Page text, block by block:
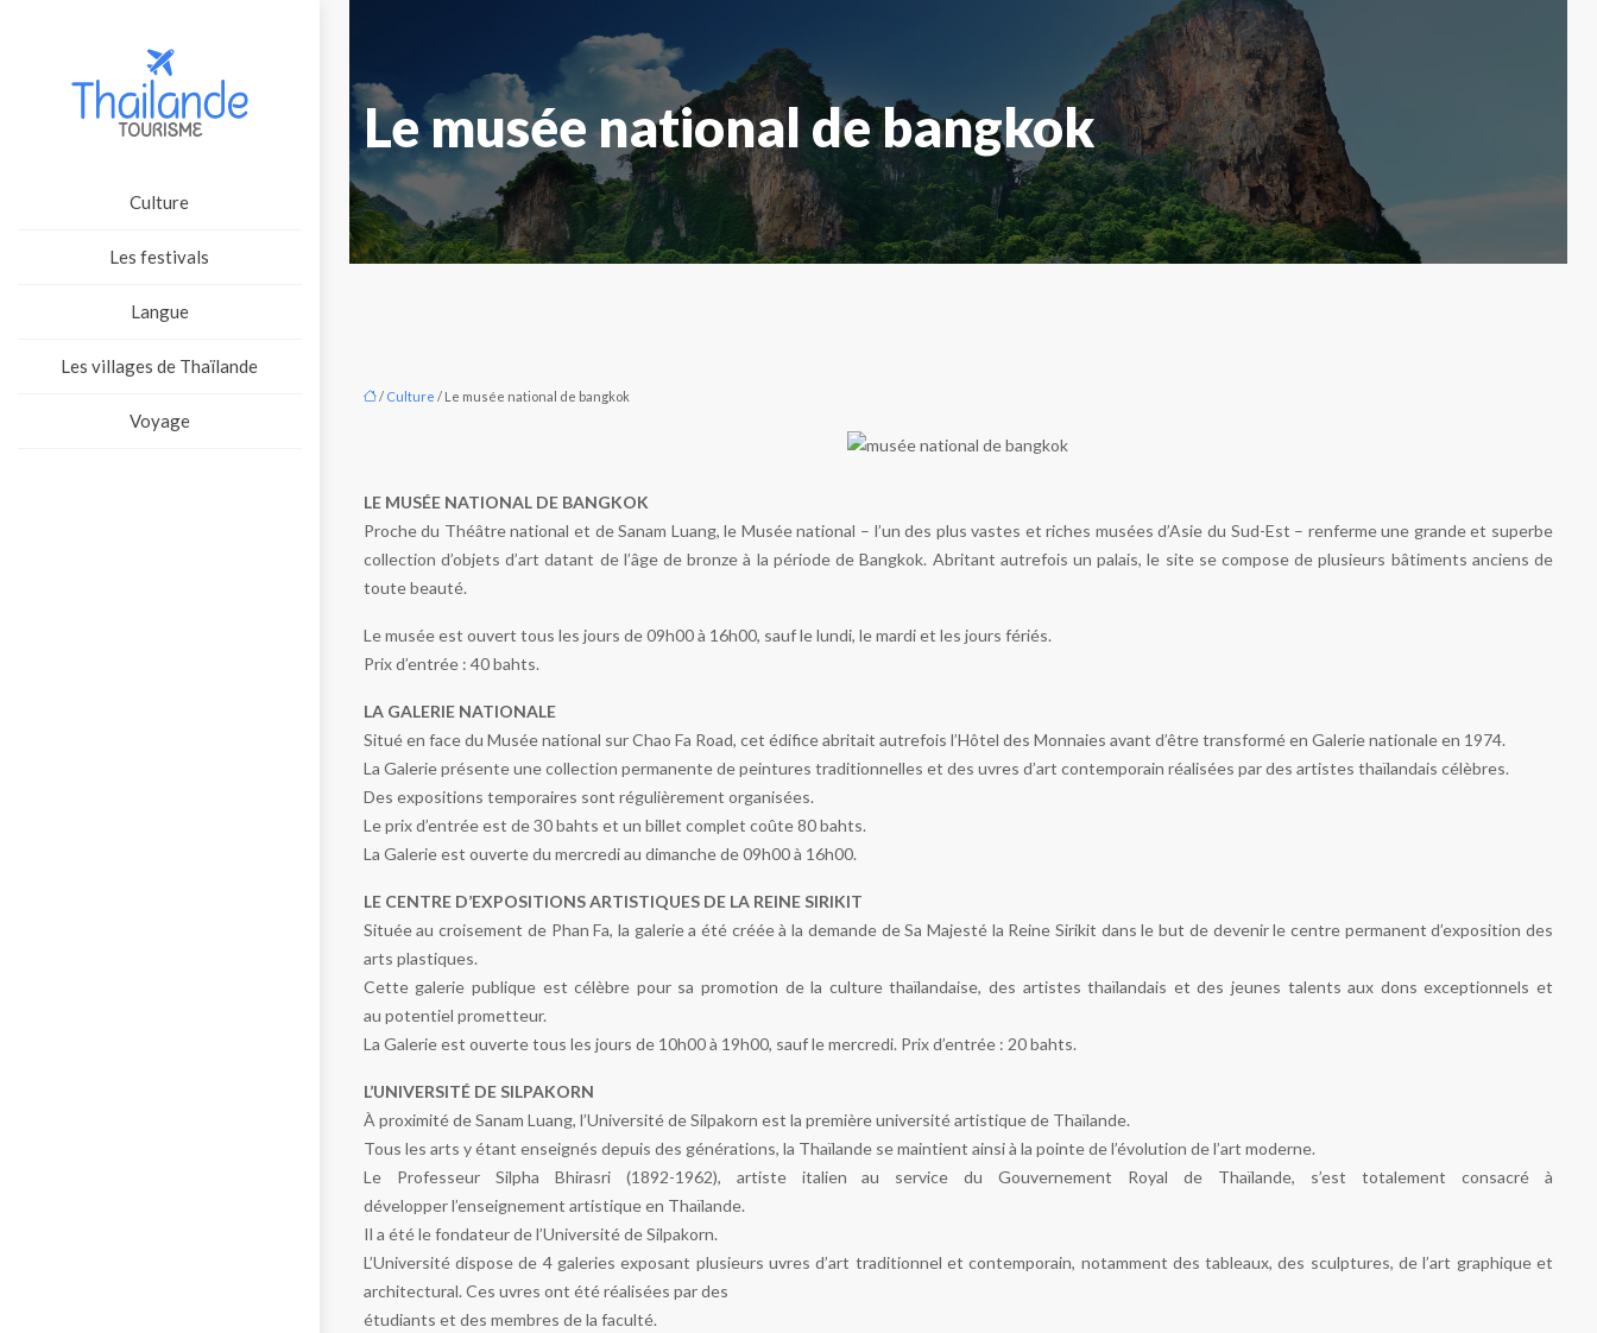
Culture
Les festivals
Langue
Les villages de Thaïlande
Voyage
Le musée national de bangkok
/ Culture / Le musée national de bangkok
LE MUSÉE NATIONAL DE BANGKOK
Proche du Théâtre national et de Sanam Luang, le Musée national – l’un des plus vastes et riches musées d’Asie du Sud-Est – renferme une grande et superbe
collection d’objets d’art datant de l’âge de bronze à la période de Bangkok. Abritant autrefois un palais, le site se compose de plusieurs bâtiments anciens de
toute beauté.
Le musée est ouvert tous les jours de 09h00 à 16h00, sauf le lundi, le mardi et les jours fériés.
Prix d’entrée : 40 bahts.
LA GALERIE NATIONALE
Situé en face du Musée national sur Chao Fa Road, cet édifice abritait autrefois l’Hôtel des Monnaies avant d’être transformé en Galerie nationale en 1974.
La Galerie présente une collection permanente de peintures traditionnelles et des uvres d’art contemporain réalisées par des artistes thaïlandais célèbres.
Des expositions temporaires sont régulièrement organisées.
Le prix d’entrée est de 30 bahts et un billet complet coûte 80 bahts.
La Galerie est ouverte du mercredi au dimanche de 09h00 à 16h00.
LE CENTRE D’EXPOSITIONS ARTISTIQUES DE LA REINE SIRIKIT
Située au croisement de Phan Fa, la galerie a été créée à la demande de Sa Majesté la Reine Sirikit dans le but de devenir le centre permanent d’exposition des
arts plastiques.
Cette galerie publique est célèbre pour sa promotion de la culture thaïlandaise, des artistes thaïlandais et des jeunes talents aux dons exceptionnels et
au potentiel prometteur.
La Galerie est ouverte tous les jours de 10h00 à 19h00, sauf le mercredi. Prix d’entrée : 20 bahts.
L’UNIVERSITÉ DE SILPAKORN
À proximité de Sanam Luang, l’Université de Silpakorn est la première université artistique de Thaïlande.
Tous les arts y étant enseignés depuis des générations, la Thaïlande se maintient ainsi à la pointe de l’évolution de l’art moderne.
Le Professeur Silpha Bhirasri (1892-1962), artiste italien au service du Gouvernement Royal de Thaïlande, s’est totalement consacré à
développer l’enseignement artistique en Thaïlande.
Il a été le fondateur de l’Université de Silpakorn.
L’Université dispose de 4 galeries exposant plusieurs uvres d’art traditionnel et contemporain, notamment des tableaux, des sculptures, de l’art graphique et
architectural. Ces uvres ont été réalisées par des
étudiants et des membres de la faculté.